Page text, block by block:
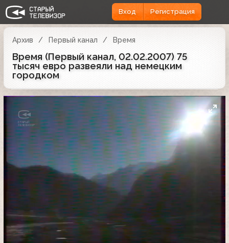
Вход Регистрация
Архив Первый канал Время
Время (Первый канал, 02.02.2007) 75
тысяч евро развеяли над немецким
городком